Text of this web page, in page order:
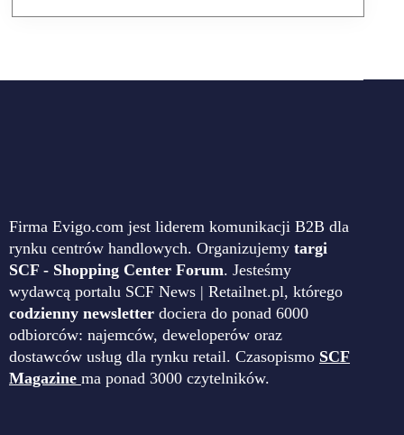
Firma Evigo.com jest liderem komunikacji B2B dla
rynku centrów handlowych. Organizujemy targi
SCF - Shopping Center Forum. Jesteśmy
wydawcą portalu SCF News | Retailnet.pl, którego
codzienny newsletter dociera do ponad 6000
odbiorców: najemców, deweloperów oraz
dostawców usług dla rynku retail. Czasopismo SCF
Magazine ma ponad 3000 czytelników.